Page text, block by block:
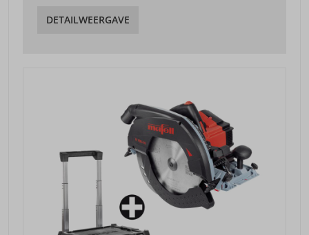
DETAILWEERGAVE